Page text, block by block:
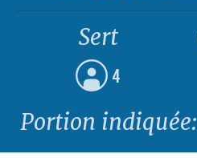
Sert
4
Portion indiquée: